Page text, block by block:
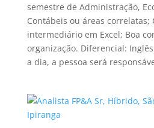
semestre de Administração,
Contábeis ou áreas correlatas;
intermediário em Excel; Boa
organização. Diferencial:
a dia, a pessoa será